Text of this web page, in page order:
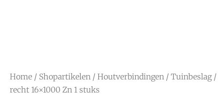
Home / Shopartikelen / Houtverbindingen / Tuinbeslag/
recht 16×1000 Zn 1 stuks